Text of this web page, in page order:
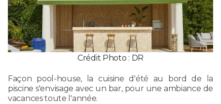
Crédit Photo : DR
Façon pool-house, la cuisine d'été au bord de la
piscine s'envisage avec un bar, pour une ambiance de
vacances toute l'année.